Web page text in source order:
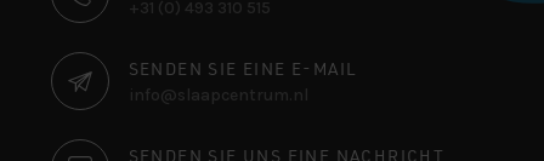
+31 (0) 493 310 515
SENDEN SIE EINE E-MAIL
info@slaapcentrum.nl
SENDEN SIE UNS EINE NACHRICHT